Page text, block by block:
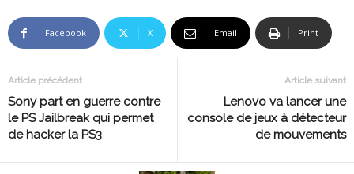
Facebook X Email Print
Article précédent
Sony part en guerre contre
le PS Jailbreak qui permet
de hacker la PS3
Article suivant
Lenovo va lancer une
console de jeux à détecteur
de mouvements